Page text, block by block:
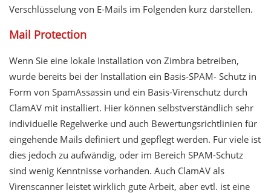
Verschlüsselung von E-Mails im Folgenden kurz darstellen.
Mail Protection
Wenn Sie eine lokale Installation von Zimbra betreiben,
wurde bereits bei der Installation ein Basis-SPAM- Schutz in
Form von SpamAssassin und ein Basis-Virenschutz durch
ClamAV mit installiert. Hier können selbstverständlich sehr
individuelle Regelwerke und auch Bewertungsrichtlinien für
eingehende Mails definiert und gepflegt werden. Für viele ist
dies jedoch zu aufwändig, oder im Bereich SPAM-Schutz
sind wenig Kenntnisse vorhanden. Auch ClamAV als
Virenscanner leistet wirklich gute Arbeit, aber evtl. ist eine